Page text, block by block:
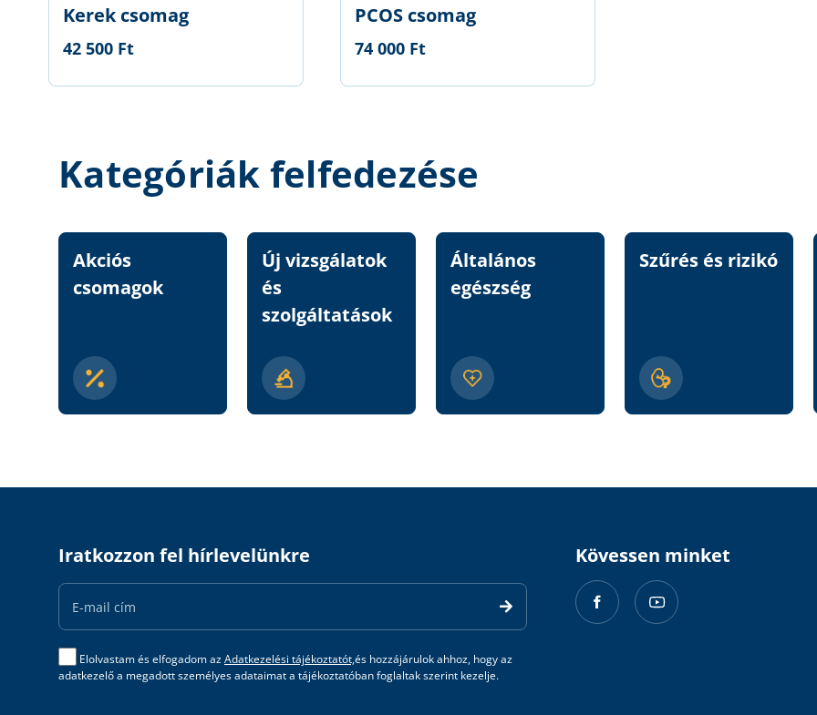
Kerek csomag
42 500 Ft
PCOS csomag
74 000 Ft
Kategóriák felfedezése
Akciós
csomagok
Új vizsgálatok
és
szolgáltatások
Általános
egészség
Szűrés és rizikó
Iratkozzon fel hírlevelünkre
Email
Address
Elolvastam és elfogadom azAdatkezelési tájékoztatót,és hozzájárulok ahhoz, hogy az
adatkezelő a megadott személyes adataimat a tájékoztatóban foglaltak szerint kezelje.
Kövessen minket